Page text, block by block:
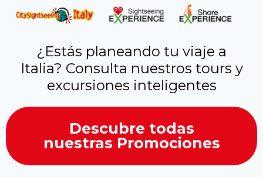
¿Estás planeando tu viaje a
Italia? Consulta nuestros tours y
excursiones inteligentes
Descubre todas
nuestras Promociones